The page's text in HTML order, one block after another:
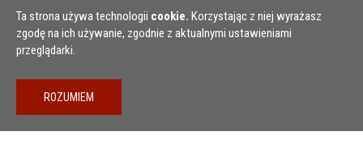
Przejdź do treści
Ta strona używa technologii cookie. Korzystając z niej wyrażasz
zgodę na ich używanie, zgodnie z aktualnymi ustawieniami
przeglądarki.